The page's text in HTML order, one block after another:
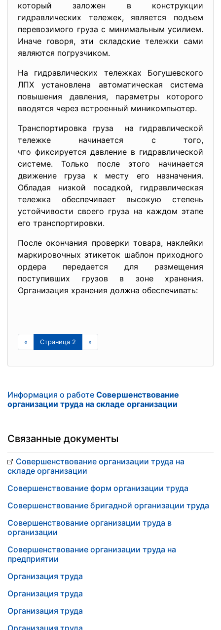
который заложен в конструкции
гидравлических тележек, является подъем
перевозимого груза с минимальным усилием.
Иначе говоря, эти складские тележки сами
являются погрузчиком.
На гидравлических тележках Богушевского
ЛПХ установлена автоматическая система
повышения давления, параметры которого
вводятся через встроенный миникомпьютер.
Транспортировка груза на гидравлической
тележке начинается с того,
что фиксируется давление в гидравлической
системе. Только после этого начинается
движение груза к месту его назначения.
Обладая низкой посадкой, гидравлическая
тележка обеспечивает высокую степень
устойчивости своего груза на каждом этапе
его транспортировки.
После окончания проверки товара, наклейки
маркировочных этикеток шаблон приходного
ордера передается для размещения
поступивших грузов в зоне хранения.
Организация хранения должна обеспечивать:
« Страница 2 »
Информация о работе Совершенствование
организации труда на складе организации
Связанные документы
Совершенствование организации труда на
складе организации
Совершенствование форм организации труда
Совершенствование бригадной организации труда
Совершенствование организации труда в
организации
Совершенствование организации труда на
предприятии
Организация труда
Организация труда
Организация труда
Организация труда